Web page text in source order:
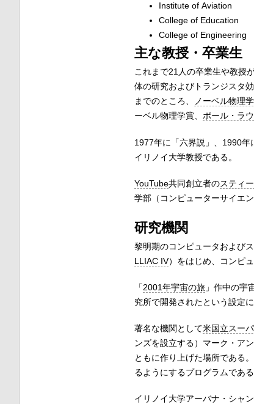
Institute of Aviation
College of Education
College of Engineering
主な教授・卒業生
これまで21人の卒業生や教授
体の研究およびトランジスタ
までのところ、
ノーベル物理
ーベル物理学賞、 ポール・ラ
1977年に「六界説」、1990
イリノイ大学教授である。
YouTube共同創立者のスティ
学部（コンピューターサイエ
研究機関
黎明期のコンピュータおよび
LLIAC IV）をはじめ、コンピ
「2001年宇宙の旅」作中の宇
究所で開発されたという設定に
著名な機関として米国立スー
ンズを設立する）マーク・ア
ともに作り上げた場所である
るようにするプログラムであ
イリノイ大学アーバナ・シャ